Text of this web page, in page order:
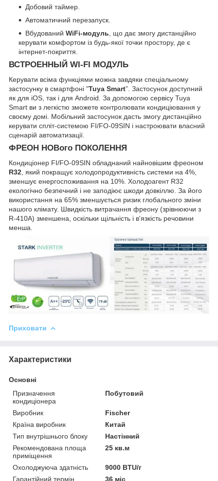
Добовий таймер.
Автоматичний перезапуск.
Вбудований WiFi-модуль , що дає змогу дистанційно
керувати комфортом із будь-якої точки простору, де є
інтернет-покриття.
ВСТРОЕННЫЙ WI-FI МОДУЛЬ
Керувати всіма функціями можна завдяки спеціальному
застосунку в смартфоні "Tuya Smart”. Застосунок доступний
як для iOS, так і для Android. За допомогою сервісу Tuya
Smart ви з легкістю зможете контролювати кондиціювання у
своєму домі. Мобільний застосунок дасть змогу дистанційно
керувати спліт-системою FI/FO-09SIN і настроювати власний
сценарій автоматизації.
ФРЕОН НОВого ПОКОЛЕННЯ
Кондиціонер FI/FO-09SIN обладнаний найновішим фреоном
R32 , який покращує холодопродуктивність системи на 4%,
зменшує енергоспоживання на 10%. Холодоагент R32
екологічно безпечний і не заподіює шкоди довкіллю. За його
використання на 65% зменшується ризик глобального зміни
нашого клімату. Швидкість витрачання фреону (зрівнюючи з
R-410A) зменшена, оскільки щільність і в'язкість речовини
менша.
Приховати
Характеристики
Основні
Призначення
кондиціонера
Побутовий
Виробник
Fischer
Країна виробник
Китай
Тип внутрішнього блоку
Настінний
Рекомендована площа
приміщення
25 кв.м
Охолоджуюча здатність
9000 BTU/г
Гарантійний термін
36 міс